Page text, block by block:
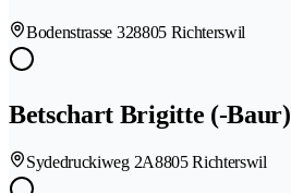
Bodenstrasse 328805 Richterswil
Betschart Brigitte (-Baur)
Sydedruckiweg 2A8805 Richterswil